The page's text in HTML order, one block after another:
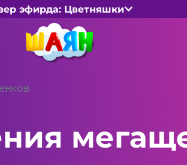
эфирда: Цветняшки